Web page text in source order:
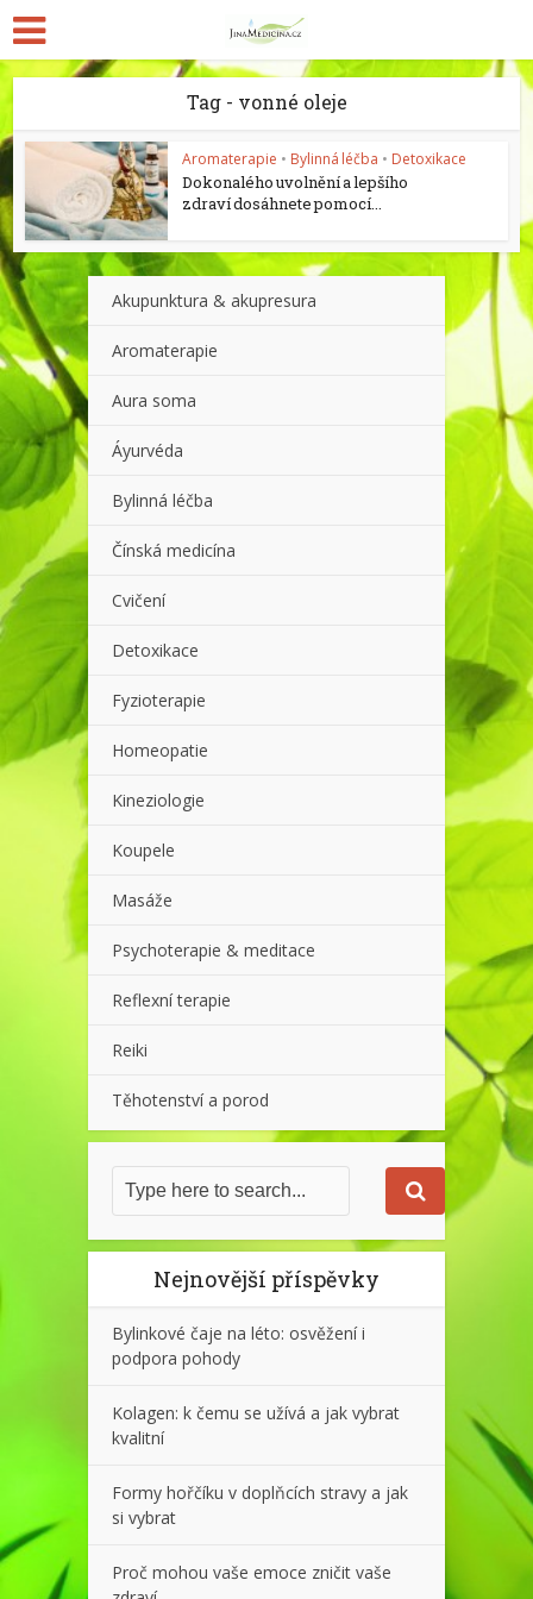
Tag - vonné oleje
Aromaterapie • Bylinná léčba • Detoxikace
Dokonalého uvolnění a lepšího
zdraví dosáhnete pomocí...
Akupunktura & akupresura
Aromaterapie
Aura soma
Áyurvéda
Bylinná léčba
Čínská medicína
Cvičení
Detoxikace
Fyzioterapie
Homeopatie
Kineziologie
Koupele
Masáže
Psychoterapie & meditace
Reflexní terapie
Reiki
Těhotenství a porod
Nejnovější příspěvky
Bylinkové čaje na léto: osvěžení i
podpora pohody
Kolagen: k čemu se užívá a jak vybrat
kvalitní
Formy hořčíku v doplňcích stravy a jak
si vybrat
Proč mohou vaše emoce zničit vaše